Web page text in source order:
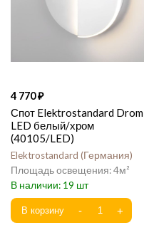
4 770
Спот Elektrostandard Drom
LED белый/хром
(40105/LED)
Elektrostandard Германия
4
19